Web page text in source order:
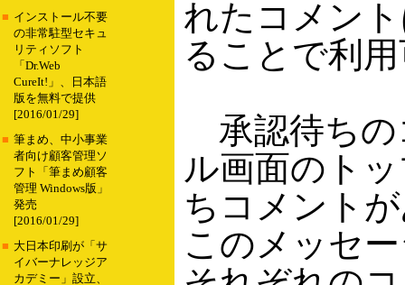
■ インストール不要
の非常駐型セキュ
リティソフト
「Dr.Web
CureIt!」、日本語
版を無料で提供
[2016/01/29]
■ 筆まめ、中小事業
者向け顧客管理ソ
フト「筆まめ顧客
管理 Windows版」
発売
[2016/01/29]
■ 大日本印刷が「サ
イバーナレッジア
カデミー」設立、
れたコメン
ることで利
承認待ちの
ル画面のト
ちコメント
このメッセ